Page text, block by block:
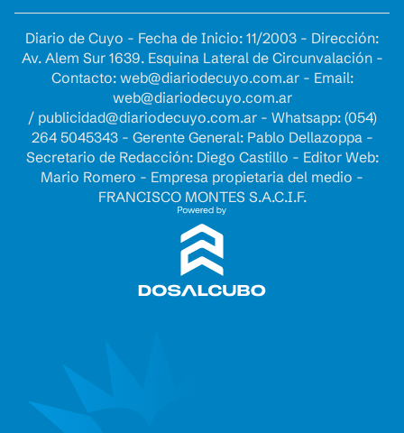
Diario de Cuyo - Fecha de Inicio: 11/2003 - Dirección:
Av. Alem Sur 1639. Esquina Lateral de Circunvalación -
Contacto: web@diariodecuyo.com.ar- Email:
web@diariodecuyo.com.ar
/ publicidad@diariodecuyo.com.ar- Whatsapp: (054)
264 5045343 - Gerente General: Pablo Dellazoppa -
Secretario de Redacción: Diego Castillo - Editor Web:
Mario Romero - Empresa propietaria del medio -
FRANCISCO MONTES S.A.C.I.F.